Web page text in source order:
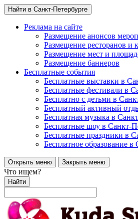
Найти в Санкт-Петербурге
Реклама на сайте
Размещение анонсов
Размещение ресторанов и
Размещение мест и
Размещение баннеров
Бесплатные события
Бесплатные выставки в
Бесплатные фестивали в
Бесплатно с детьми в
Бесплатный активный
Бесплатная музыка в
Бесплатные шоу в Санкт-
Бесплатные праздники в
Бесплатное образование в
Открыть меню Закрыть меню
Что ищем?
Найти